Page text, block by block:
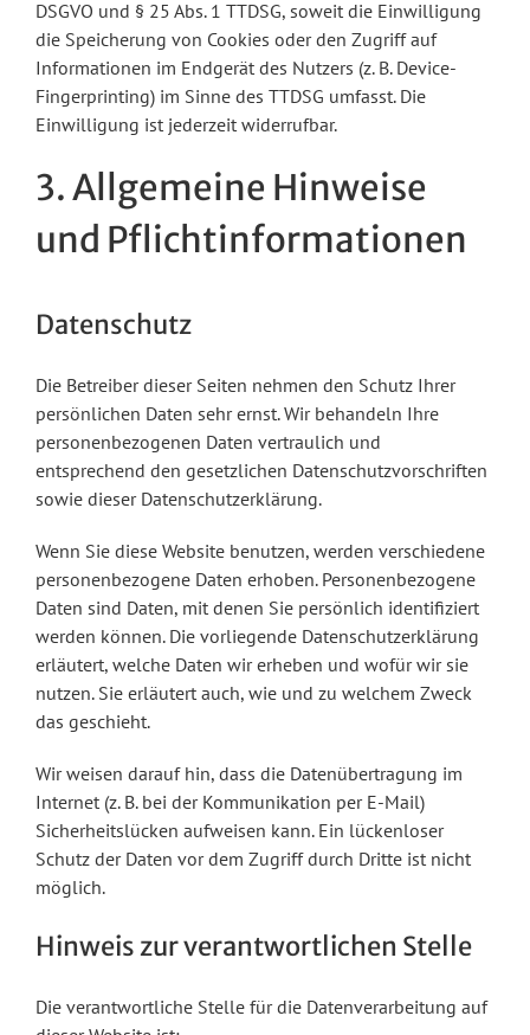
DSGVO und § 25 Abs. 1 TTDSG, soweit die Einwilligung
die Speicherung von Cookies oder den Zugriff auf
Informationen im Endgerät des Nutzers (z. B. Device-
Fingerprinting) im Sinne des TTDSG umfasst. Die
Einwilligung ist jederzeit widerrufbar.
3. Allgemeine Hinweise
und Pflicht­informationen
Datenschutz
Die Betreiber dieser Seiten nehmen den Schutz Ihrer
persönlichen Daten sehr ernst. Wir behandeln Ihre
personenbezogenen Daten vertraulich und
entsprechend den gesetzlichen Datenschutzvorschriften
sowie dieser Datenschutzerklärung.
Wenn Sie diese Website benutzen, werden verschiedene
personenbezogene Daten erhoben. Personenbezogene
Daten sind Daten, mit denen Sie persönlich identifiziert
werden können. Die vorliegende Datenschutzerklärung
erläutert, welche Daten wir erheben und wofür wir sie
nutzen. Sie erläutert auch, wie und zu welchem Zweck
das geschieht.
Wir weisen darauf hin, dass die Datenübertragung im
Internet (z. B. bei der Kommunikation per E-Mail)
Sicherheitslücken aufweisen kann. Ein lückenloser
Schutz der Daten vor dem Zugriff durch Dritte ist nicht
möglich.
Hinweis zur verantwortlichen Stelle
Die verantwortliche Stelle für die Datenverarbeitung auf